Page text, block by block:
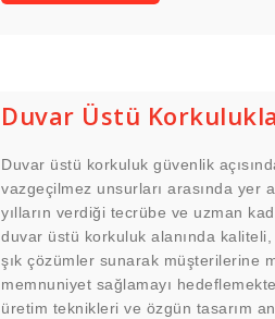
Duvar Üstü
Duvar üstü korkuluk güvenlik
vazgeçilmez unsurları arasında yer
yılların verdiği tecrübe ve uzman
duvar üstü korkuluk alanında kaliteli,
şık çözümler sunarak müşterilerine
memnuniyet sağlamayı
üretim teknikleri ve özgün tasarım